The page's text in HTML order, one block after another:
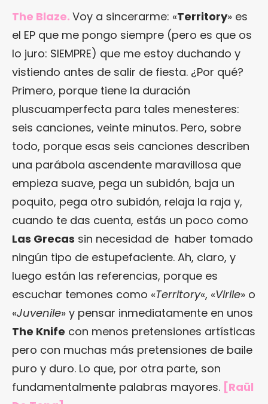
The Blaze. Voy a sincerarme: «Territory» es
el EP que me pongo siempre (pero es que os
lo juro: SIEMPRE) que me estoy duchando y
vistiendo antes de salir de fiesta. ¿Por qué?
Primero, porque tiene la duración
pluscuamperfecta para tales menesteres:
seis canciones, veinte minutos. Pero, sobre
todo, porque esas seis canciones describen
una parábola ascendente maravillosa que
empieza suave, pega un subidón, baja un
poquito, pega otro subidón, relaja la raja y,
cuando te das cuenta, estás un poco como
Las Grecas sin necesidad de haber tomado
ningún tipo de estupefaciente. Ah, claro, y
luego están las referencias, porque es
escuchar temones como «Territory«, «Virile» o
«Juvenile» y pensar inmediatamente en unos
The Knife con menos pretensiones artísticas
pero con muchas más pretensiones de baile
puro y duro. Lo que, por otra parte, son
fundamentalmente palabras mayores. [Raül